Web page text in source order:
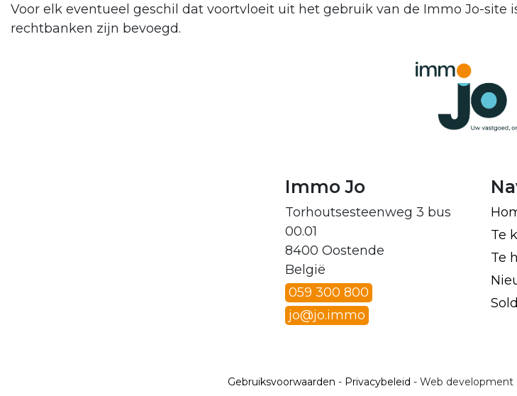
Voor elk eventueel geschil dat voortvloeit uit het gebruik van de Immo Jo-site
rechtbanken zijn bevoegd.
Immo Jo
Torhoutsesteenweg 3 bus
00.01
8400 Oostende
België
059 300 800
jo@jo.immo
Te
Te
Gebruiksvoorwaarden - Privacybeleid - Web development